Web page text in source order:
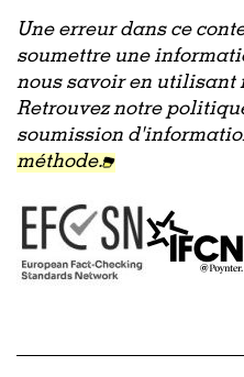
Une erreur dans ce
soumettre une
nous savoir en utilisant
Retrouvez notre
soumission
méthode.